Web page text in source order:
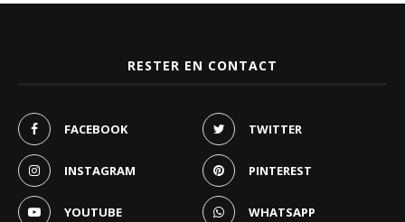
RESTER EN CONTACT
FACEBOOK TWITTER
INSTAGRAM PINTEREST
YOUTUBE WHATSAPP